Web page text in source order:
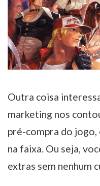
Outra coisa
marketing nos
pré-compra do jogo,
na faixa. Ou seja,
extras sem nenhum